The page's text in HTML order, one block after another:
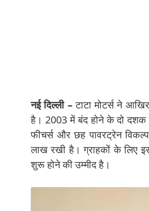
नई दिल्ली –टाटा मोटर्स ने
है। 2003 में बंद होने के दो दशक
फीचर्स और छह पावरट्रेन
लाख रखी है। ग्राहकों के लिए
शुरू होने की उम्मीद है।